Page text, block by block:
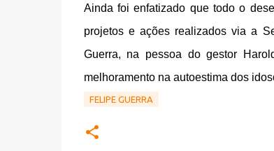
Ainda foi enfatizado que todo o
projetos e ações realizados via a
Guerra, na pessoa do gestor
melhoramento na autoestima dos
FELIPE GUERRA